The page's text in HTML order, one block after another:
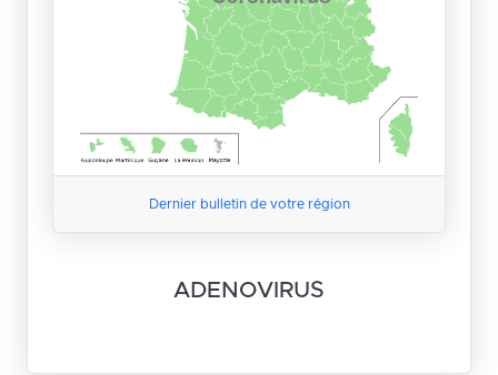
Dernier bulletin de votre région
ADENOVIRUS